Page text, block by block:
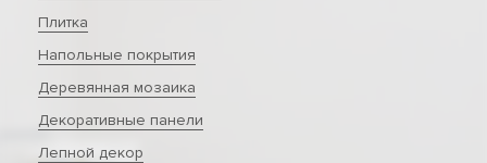
Плитка
Напольные покрытия
Деревянная мозаика
Декоративные панели
Лепной декор